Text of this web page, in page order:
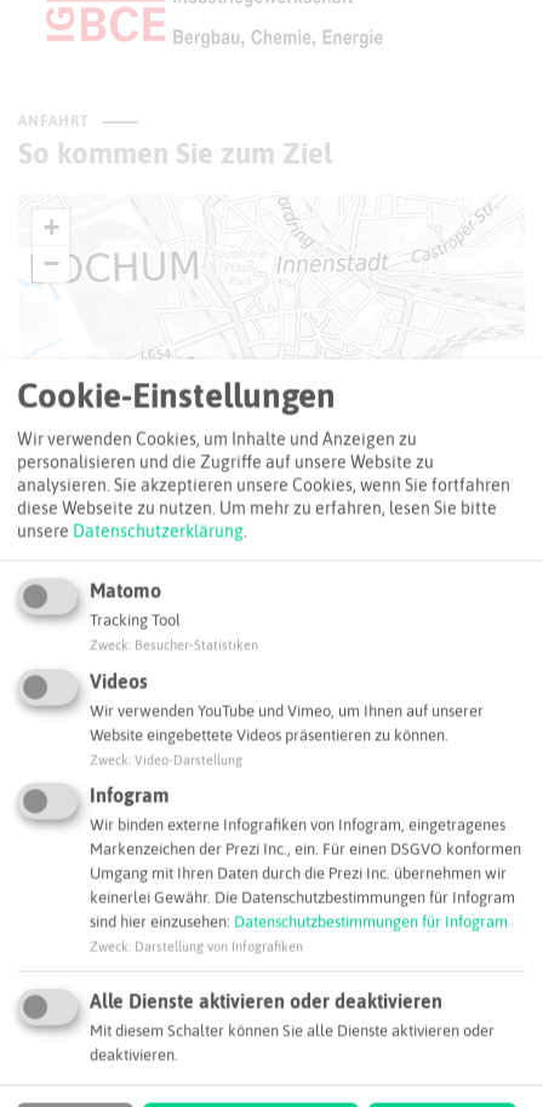
ANFAHRT
So kommen Sie zum Ziel
+
−
Adresse:
IG BCE Landesbezirk Westfalen
Alte Hattinger Straße 19
44789 Bochum
lb.westfalen@igbce.de
Webseite
Cookie-Einstellungen
Wir verwenden Cookies, um Inhalte und Anzeigen zu
personalisieren und die Zugriffe auf unsere Website zu
analysieren. Sie akzeptieren unsere Cookies, wenn Sie fortfahren
diese Webseite zu nutzen. Um mehr zu erfahren, lesen Sie bitte
unsere Datenschutzerklärung.
Matomo
Tracking Tool
Zweck Besucher-Statistiken
Videos
Wir verwenden YouTube und Vimeo, um Ihnen auf unserer
Website eingebettete Videos präsentieren zu können.
Zweck Video-Darstellung
Infogram
Wir binden externe Infografiken von Infogram, eingetragenes
Markenzeichen der Prezi Inc., ein. Für einen DSGVO konformen
Umgang mit Ihren Daten durch die Prezi Inc. übernehmen wir
keinerlei Gewähr. Die Datenschutzbestimmungen für Infogram
sind hier einzusehen: Datenschutzbestimmungen für Infogram
Zweck Darstellung von Infografiken
Alle Dienste aktivieren oder deaktivieren
Mit diesem Schalter können Sie alle Dienste aktivieren oder
deaktivieren.